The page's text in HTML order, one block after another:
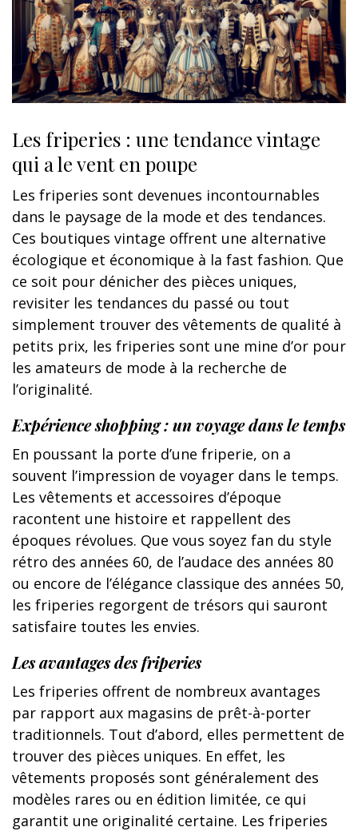
Les friperies : une tendance vintage
qui a le vent en poupe
Les friperies sont devenues incontournables
dans le paysage de la mode et des tendances.
Ces boutiques vintage offrent une alternative
écologique et économique à la fast fashion. Que
ce soit pour dénicher des pièces uniques,
revisiter les tendances du passé ou tout
simplement trouver des vêtements de qualité à
petits prix, les friperies sont une mine d’or pour
les amateurs de mode à la recherche de
l’originalité.
Expérience shopping : un voyage dans le temps
En poussant la porte d’une friperie, on a
souvent l’impression de voyager dans le temps.
Les vêtements et accessoires d’époque
racontent une histoire et rappellent des
époques révolues. Que vous soyez fan du style
rétro des années 60, de l’audace des années 80
ou encore de l’élégance classique des années 50,
les friperies regorgent de trésors qui sauront
satisfaire toutes les envies.
Les avantages des friperies
Les friperies offrent de nombreux avantages
par rapport aux magasins de prêt-à-porter
traditionnels. Tout d’abord, elles permettent de
trouver des pièces uniques. En effet, les
vêtements proposés sont généralement des
modèles rares ou en édition limitée, ce qui
garantit une originalité certaine. Les friperies